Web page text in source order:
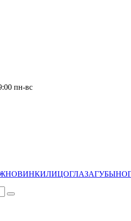
пн-вс
НОВИНКИЛИЦОГЛАЗАГУБЫ